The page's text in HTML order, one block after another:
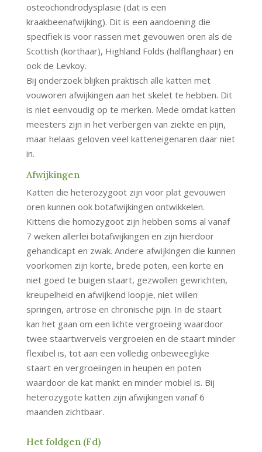
osteochondrodysplasie (dat is een
kraakbeenafwijking). Dit is een aandoening die
specifiek is voor rassen met gevouwen oren als de
Scottish (korthaar), Highland Folds (halflanghaar) en
ook de Levkoy.
Bij onderzoek blijken praktisch alle katten met
vouworen afwijkingen aan het skelet te hebben. Dit
is niet eenvoudig op te merken. Mede omdat katten
meesters zijn in het verbergen van ziekte en pijn,
maar helaas geloven veel katteneigenaren daar niet
in.
Afwijkingen
Katten die heterozygoot zijn voor plat gevouwen
oren kunnen ook botafwijkingen ontwikkelen.
Kittens die homozygoot zijn hebben soms al vanaf
7 weken allerlei botafwijkingen en zijn hierdoor
gehandicapt en zwak. Andere afwijkingen die kunnen
voorkomen zijn korte, brede poten, een korte en
niet goed te buigen staart, gezwollen gewrichten,
kreupelheid en afwijkend loopje, niet willen
springen, artrose en chronische pijn. In de staart
kan het gaan om een lichte vergroeiing waardoor
twee staartwervels vergroeien en de staart minder
flexibel is, tot aan een volledig onbeweeglijke
staart en vergroeiingen in heupen en poten
waardoor de kat mankt en minder mobiel is. Bij
heterozygote katten zijn afwijkingen vanaf 6
maanden zichtbaar.
Het foldgen (Fd)